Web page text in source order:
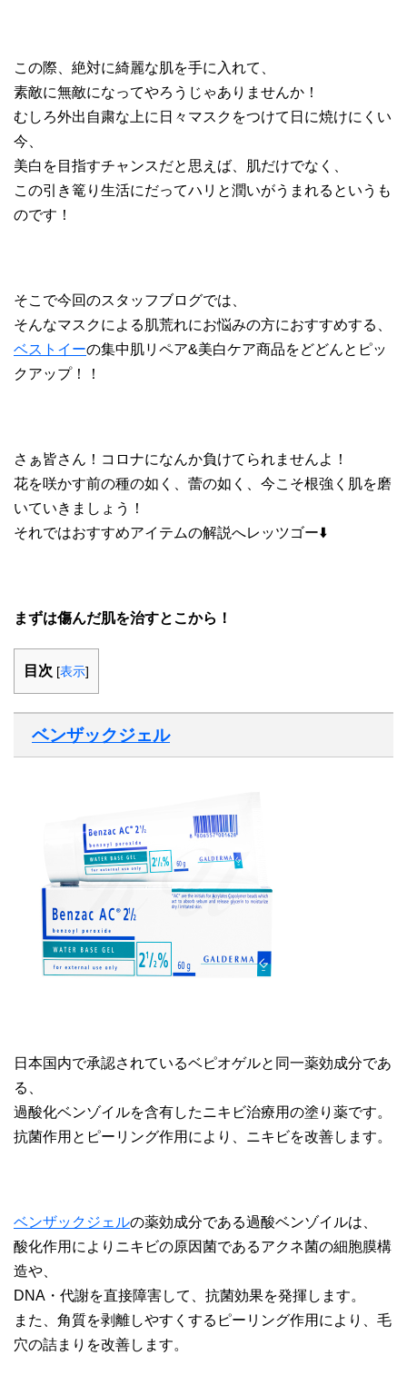
この際、絶対に綺麗な肌を手に入れて、
素敵に無敵になってやろうじゃありませんか！
むしろ外出自粛な上に日々マスクをつけて日に焼けにくい
今、
美白を目指すチャンスだと思えば、肌だけでなく、
この引き篭り生活にだってハリと潤いがうまれるというも
のです！
そこで今回のスタッフブログでは、
そんなマスクによる肌荒れにお悩みの方におすすめする、
ベストイーの集中肌リペア&美白ケア商品をどどんとピッ
クアップ！！
さぁ皆さん！コロナになんか負けてられませんよ！
花を咲かす前の種の如く、蕾の如く、今こそ根強く肌を磨
いていきましょう！
それではおすすめアイテムの解説へレッツゴー⬇️
まずは傷んだ肌を治すとこから！
目次 [表示]
ベンザックジェル
日本国内で承認されているベピオゲルと同一薬効成分であ
る、
過酸化ベンゾイルを含有したニキビ治療用の塗り薬です。
抗菌作用とピーリング作用により、ニキビを改善します。
ベンザックジェルの薬効成分である過酸ベンゾイルは、
酸化作用によりニキビの原因菌であるアクネ菌の細胞膜構
造や、
DNA・代謝を直接障害して、抗菌効果を発揮します。
また、角質を剥離しやすくするピーリング作用により、毛
穴の詰まりを改善します。